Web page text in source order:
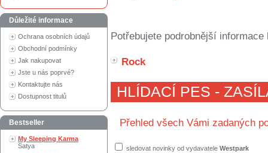
Důležité informace
Ochrana osobních údajů
Obchodní podmínky
Jak nakupovat
Jste u nás poprvé?
Kontaktujte nás
Dostupnost titulů
Bestseller
My Sleeping Karma
Satya
Potřebujete podrobnější
Rock
HLÍDACÍ PES -
Přehled všech Vámi zadaných
sledovat novinky od vydavatele Westpark